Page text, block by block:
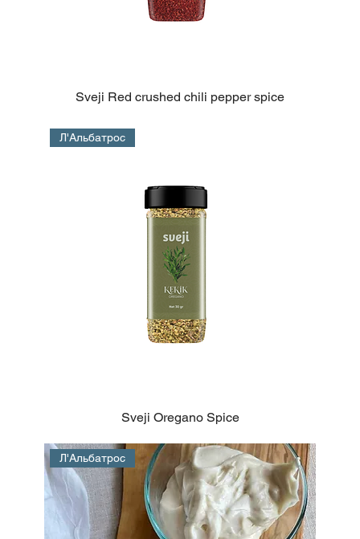
Sveji Red crushed chili pepper spice
Л'Альбатрос
Sveji Oregano Spice
Л'Альбатрос